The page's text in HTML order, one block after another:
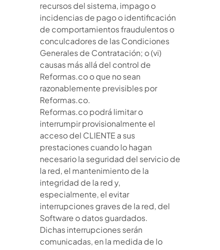
recursos del sistema, impago o
incidencias de pago o identificación
de comportamientos fraudulentos o
conculcadores de las Condiciones
Generales de Contratación; o (vi)
causas más allá del control de
Reformas.co o que no sean
razonablemente previsibles por
Reformas.co.
Reformas.co podrá limitar o
interrumpir provisionalmente el
acceso del CLIENTE a sus
prestaciones cuando lo hagan
necesario la seguridad del servicio de
la red, el mantenimiento de la
integridad de la red y,
especialmente, el evitar
interrupciones graves de la red, del
Software o datos guardados.
Dichas interrupciones serán
comunicadas, en la medida de lo